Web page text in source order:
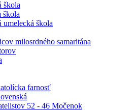
škola
škola
umelecká škola
milosrdného samaritána
farnosť
52 - 46 Močenok